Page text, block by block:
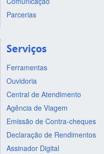
Parcerias
Serviços
Ferramentas
Ouvidoria
Central de Atendimento
Agência de Viagem
Emissão de Contra-cheques
Declaração de Rendimentos
Assinador Digital